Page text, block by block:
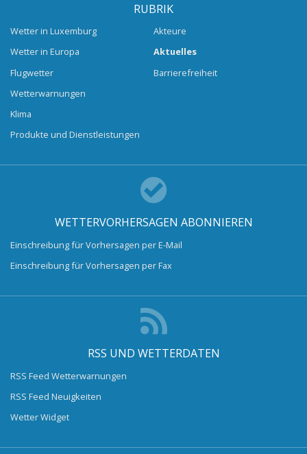
RUBRIK
Wetter in Luxemburg
Wetter in Europa
Flugwetter
Wetterwarnungen
Klima
Produkte und Dienstleistungen
Akteure
Aktuelles
Barrierefreiheit
WETTERVORHERSAGEN ABONNIEREN
Einschreibung für Vorhersagen per E-Mail
Einschreibung für Vorhersagen per Fax
RSS UND WETTERDATEN
RSS Feed Wetterwarnungen
RSS Feed Neuigkeiten
Wetter Widget